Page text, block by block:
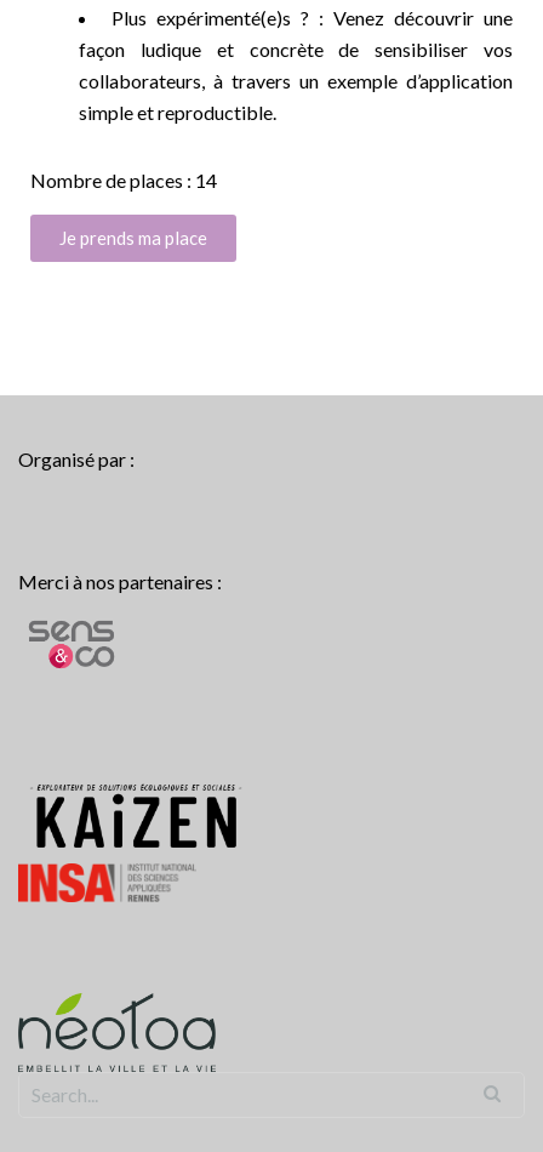
Plus expérimenté(e)s ? : Venez découvrir une
façon ludique et concrète de sensibiliser vos
collaborateurs, à travers un exemple d’application
simple et reproductible.
Nombre de places : 14
Je prends ma place
Organisé par :
Merci à nos partenaires :